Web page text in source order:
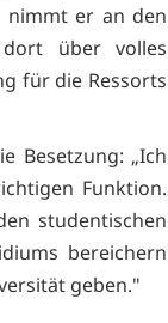
nimmt er an den
dort über volles
für die Ressorts
Besetzung: „Ich
Funktion.
studentischen
bereichern
geben."